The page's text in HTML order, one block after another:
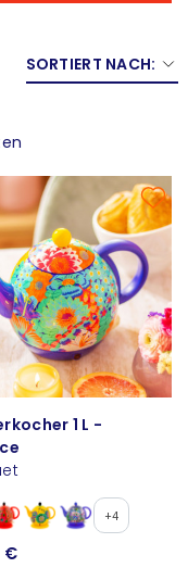
SORTIERT NACH:
1 L -
+4
€